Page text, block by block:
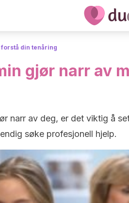
forstå din tenåring
gjør narr av
narr av deg, er det viktig å
søke profesjonell hjelp.